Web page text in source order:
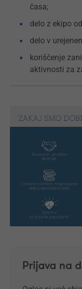
časa;
delo z ekipo
delo v
koriščenje
aktivnosti za
Prijava na